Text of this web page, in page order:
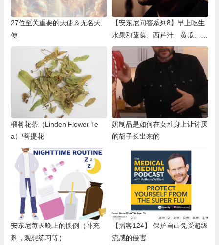
27位至关重要的天使＆无名天
使
【安东尼问答系列8】早上吃生
水果和蔬菜、西芹汁、黄瓜、柠
檬水后，感觉早上有点虚弱，没
有精力怎么办？
椴树花茶（Linden Flower Te
a）/菩提花
奶制品是如何在女性身上让讨厌
的胡子长出来的
安东尼每天晚上的惯例（补充
剂，观想练习等）
【播客124】 保护自己免受超级
流感的侵害